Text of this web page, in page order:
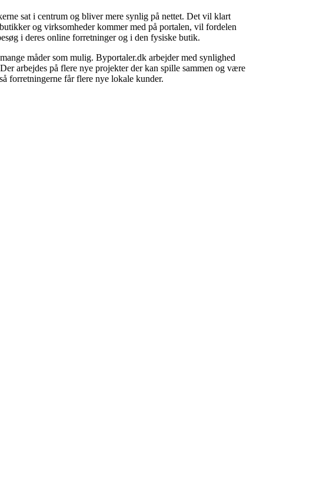
sat i centrum og bliver mere synlig på nettet. Det vil klart
og virksomheder kommer med på portalen, vil fordelen
i deres online forretninger og i den fysiske butik.
måder som mulig. Byportaler.dk arbejder med synlighed
arbejdes på flere nye projekter der kan spille sammen og være
forretningerne får flere nye lokale kunder.